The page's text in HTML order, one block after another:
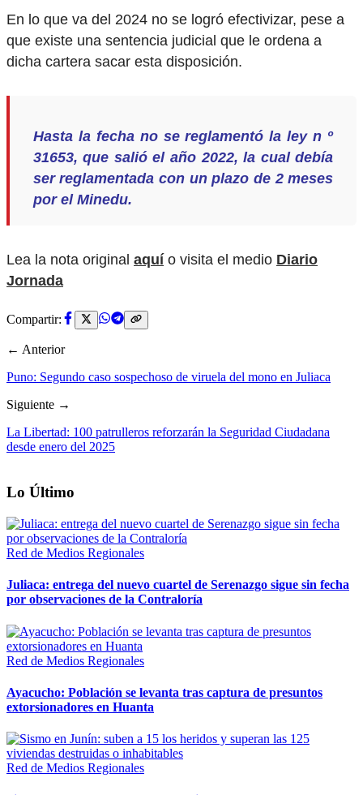
En lo que va del 2024 no se logró efectivizar, pese a
que existe una sentencia judicial que le ordena a
dicha cartera sacar esta disposición.
Hasta la fecha no se reglamentó la ley n º
31653, que salió el año 2022, la cual debía
ser reglamentada con un plazo de 2 meses
por el Minedu.
Lea la nota original aquío visita el medio Diario
Jornada
Compartir:
← Anterior
Puno: Segundo caso sospechoso de viruela del mono en Juliaca
Siguiente →
La Libertad: 100 patrulleros reforzarán la Seguridad Ciudadana
desde enero del 2025
Lo Último
Red de Medios Regionales
Juliaca: entrega del nuevo cuartel de Serenazgo sigue sin fecha
por observaciones de la Contraloría
Red de Medios Regionales
Ayacucho: Población se levanta tras captura de presuntos
extorsionadores en Huanta
Red de Medios Regionales